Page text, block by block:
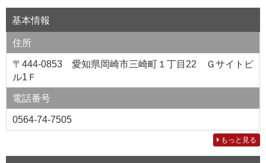
基本情報
住所
〒444-0853 愛知県岡崎市三崎町１丁目22 Ｇサイトビ
ル1Ｆ
電話番号
0564-74-7505
もっと見る